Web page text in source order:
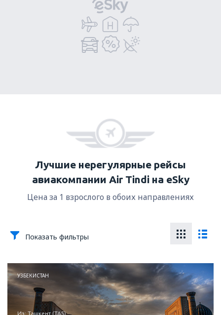
Лучшие нерегулярные рейсы
авиакомпании Air Tindi на eSky
Цена за 1 взрослого в обоих направлениях
Показать фильтры
УЗБЕКИСТАН
из: Ташкент (TAS)